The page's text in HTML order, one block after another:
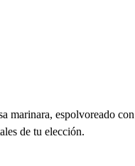
marinara, espolvoreado con
de tu elección.